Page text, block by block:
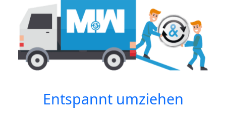
Entspannt umziehen